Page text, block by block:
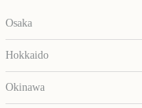
Osaka
Hokkaido
Okinawa